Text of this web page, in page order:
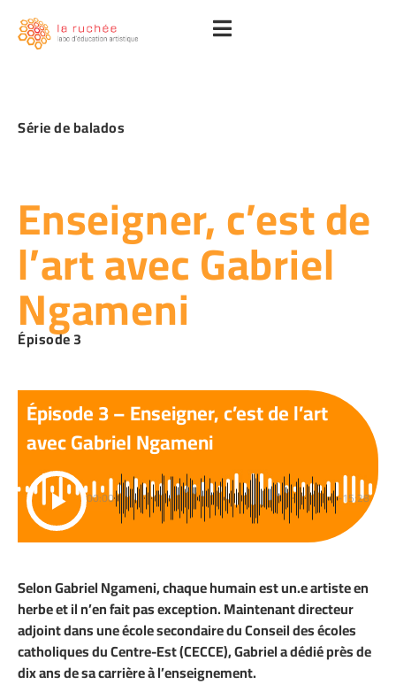
Série de balados
Enseigner, c’est de
l’art avec Gabriel
Ngameni
Épisode 3
Épisode 3 – Enseigner, c’est de l’art
avec Gabriel Ngameni
00:00 -15:28
Selon Gabriel Ngameni, chaque humain est un.e artiste en
herbe et il n’en fait pas exception. Maintenant directeur
adjoint dans une école secondaire du Conseil des écoles
catholiques du Centre-Est (CECCE), Gabriel a dédié près de
dix ans de sa carrière à l’enseignement.